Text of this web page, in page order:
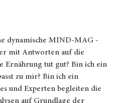
dynamische MIND-MAG -
mit Antworten auf die
Ernährung tut gut? Bin ich ein
zu mir? Bin ich ein
und Experten begleiten die
auf Grundlage der